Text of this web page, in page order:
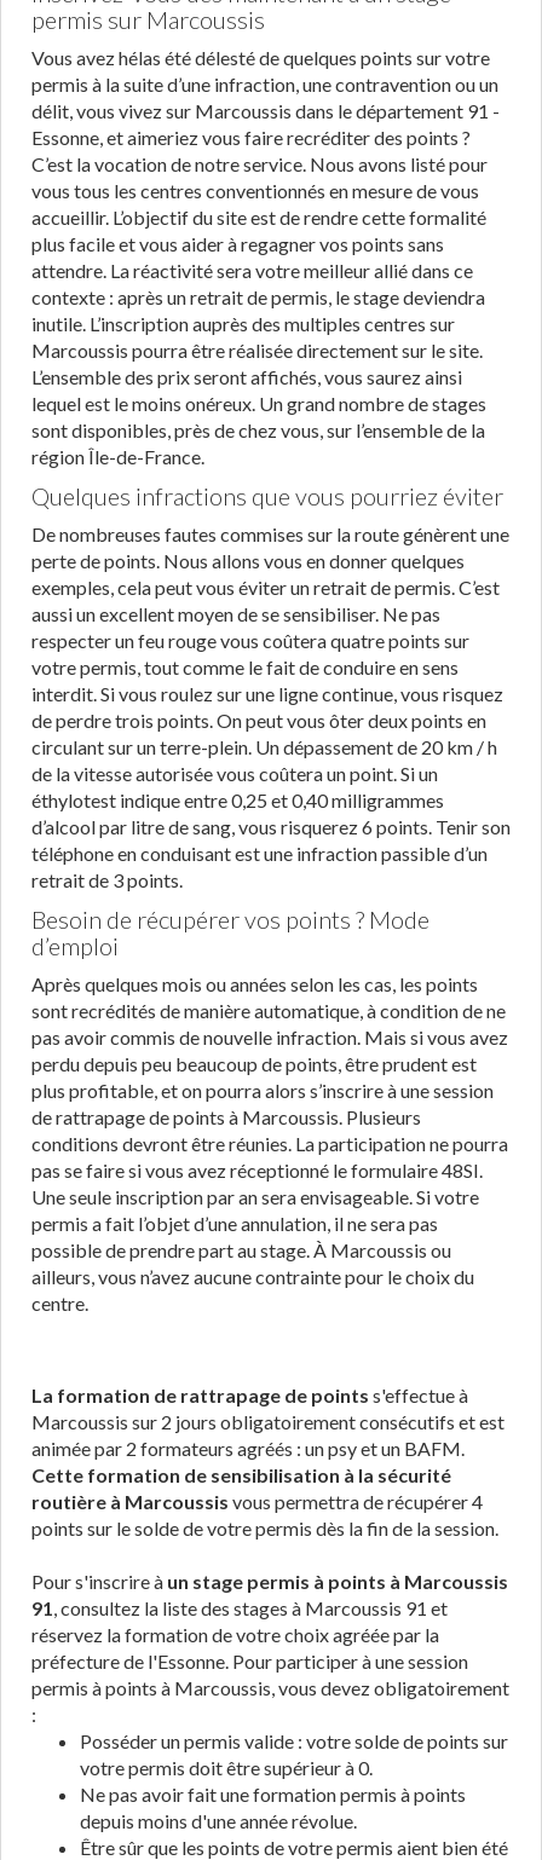
permis sur Marcoussis
Vous avez hélas été délesté de quelques points sur votre
permis à la suite d’une infraction, une contravention ou un
délit, vous vivez sur Marcoussis dans le département 91 -
Essonne, et aimeriez vous faire recréditer des points ?
C’est la vocation de notre service. Nous avons listé pour
vous tous les centres conventionnés en mesure de vous
accueillir. L’objectif du site est de rendre cette formalité
plus facile et vous aider à regagner vos points sans
attendre. La réactivité sera votre meilleur allié dans ce
contexte : après un retrait de permis, le stage deviendra
inutile. L’inscription auprès des multiples centres sur
Marcoussis pourra être réalisée directement sur le site.
L’ensemble des prix seront affichés, vous saurez ainsi
lequel est le moins onéreux. Un grand nombre de stages
sont disponibles, près de chez vous, sur l’ensemble de la
région Île-de-France.
Quelques infractions que vous pourriez éviter
De nombreuses fautes commises sur la route génèrent une
perte de points. Nous allons vous en donner quelques
exemples, cela peut vous éviter un retrait de permis. C’est
aussi un excellent moyen de se sensibiliser. Ne pas
respecter un feu rouge vous coûtera quatre points sur
votre permis, tout comme le fait de conduire en sens
interdit. Si vous roulez sur une ligne continue, vous risquez
de perdre trois points. On peut vous ôter deux points en
circulant sur un terre-plein. Un dépassement de 20 km / h
de la vitesse autorisée vous coûtera un point. Si un
éthylotest indique entre 0,25 et 0,40 milligrammes
d’alcool par litre de sang, vous risquerez 6 points. Tenir son
téléphone en conduisant est une infraction passible d’un
retrait de 3 points.
Besoin de récupérer vos points ? Mode
d’emploi
Après quelques mois ou années selon les cas, les points
sont recrédités de manière automatique, à condition de ne
pas avoir commis de nouvelle infraction. Mais si vous avez
perdu depuis peu beaucoup de points, être prudent est
plus profitable, et on pourra alors s’inscrire à une session
de rattrapage de points à Marcoussis. Plusieurs
conditions devront être réunies. La participation ne pourra
pas se faire si vous avez réceptionné le formulaire 48SI.
Une seule inscription par an sera envisageable. Si votre
permis a fait l’objet d’une annulation, il ne sera pas
possible de prendre part au stage. À Marcoussis ou
ailleurs, vous n’avez aucune contrainte pour le choix du
centre.
La formation de rattrapage de points s'effectue à
Marcoussis sur 2 jours obligatoirement consécutifs et est
animée par 2 formateurs agréés : un psy et un BAFM.
Cette formation de sensibilisation à la sécurité
routière à Marcoussis vous permettra de récupérer 4
points sur le solde de votre permis dès la fin de la session.
Pour s'inscrire à un stage permis à points à Marcoussis
91, consultez la liste des stages à Marcoussis 91 et
réservez la formation de votre choix agréée par la
préfecture de l'Essonne. Pour participer à une session
permis à points à Marcoussis, vous devez obligatoirement
:
Posséder un permis valide : votre solde de points sur
votre permis doit être supérieur à 0.
Ne pas avoir fait une formation permis à points
depuis moins d'une année révolue.
Être sûr que les points de votre permis aient bien été